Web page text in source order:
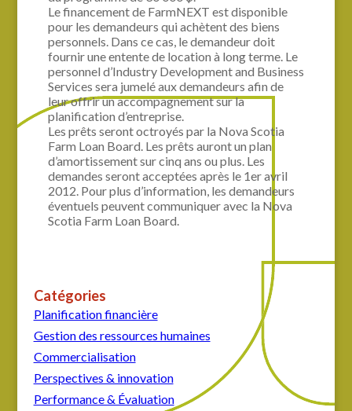
Le financement de FarmNEXT est disponible
pour les demandeurs qui achètent des biens
personnels. Dans ce cas, le demandeur doit
fournir une entente de location à long terme. Le
personnel d’Industry Development and Business
Services sera jumelé aux demandeurs afin de
leur offrir un accompagnement sur la
planification d’entreprise.
Les prêts seront octroyés par la Nova Scotia
Farm Loan Board. Les prêts auront un plan
d’amortissement sur cinq ans ou plus. Les
demandes seront acceptées après le 1er avril
2012. Pour plus d’information, les demandeurs
éventuels peuvent communiquer avec la Nova
Scotia Farm Loan Board.
Catégories
Planification financière
Gestion des ressources humaines
Commercialisation
Perspectives & innovation
Performance & Évaluation